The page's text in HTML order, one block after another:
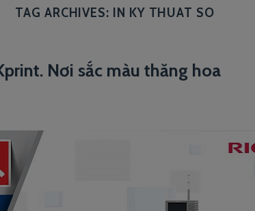
TAG ARCHIVES: IN KY THUAT SO
Nơi sắc màu thăng hoa